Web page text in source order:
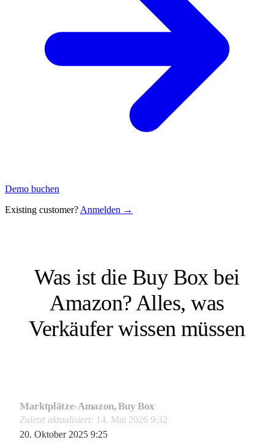
Demo buchen
Existing customer? Anmelden →
Was ist die Buy Box bei
Amazon? Alles, was
Verkäufer wissen müssen
Marktplätze›Amazon, Buy Box
Zuletzt aktualisiert: 14. Mai 2026 9:32
20. Oktober 2025 9:25